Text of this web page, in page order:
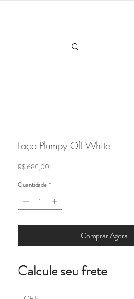
Laço Plumpy Off-White
R$ 680,00
Quantidade *
Comprar Agora
Calcule seu frete